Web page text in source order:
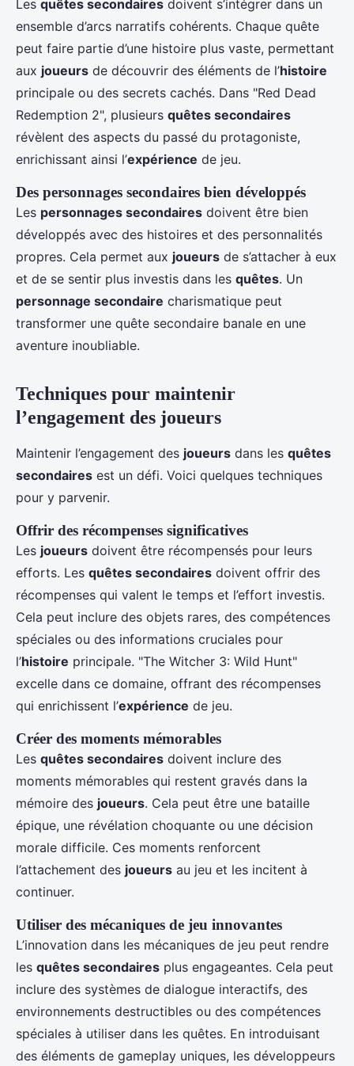
Les quêtes secondaires doivent s’intégrer dans un
ensemble d’arcs narratifs cohérents. Chaque quête
peut faire partie d’une histoire plus vaste, permettant
aux joueurs de découvrir des éléments de l’histoire
principale ou des secrets cachés. Dans "Red Dead
Redemption 2", plusieurs quêtes secondaires
révèlent des aspects du passé du protagoniste,
enrichissant ainsi l’expérience de jeu.
Des personnages secondaires bien développés
Les personnages secondaires doivent être bien
développés avec des histoires et des personnalités
propres. Cela permet aux joueurs de s’attacher à eux
et de se sentir plus investis dans les quêtes. Un
personnage secondaire charismatique peut
transformer une quête secondaire banale en une
aventure inoubliable.
Techniques pour maintenir
l’engagement des joueurs
Maintenir l’engagement des joueurs dans les quêtes
secondaires est un défi. Voici quelques techniques
pour y parvenir.
Offrir des récompenses significatives
Les joueurs doivent être récompensés pour leurs
efforts. Les quêtes secondaires doivent offrir des
récompenses qui valent le temps et l’effort investis.
Cela peut inclure des objets rares, des compétences
spéciales ou des informations cruciales pour
l’histoire principale. "The Witcher 3: Wild Hunt"
excelle dans ce domaine, offrant des récompenses
qui enrichissent l’expérience de jeu.
Créer des moments mémorables
Les quêtes secondaires doivent inclure des
moments mémorables qui restent gravés dans la
mémoire des joueurs. Cela peut être une bataille
épique, une révélation choquante ou une décision
morale difficile. Ces moments renforcent
l’attachement des joueurs au jeu et les incitent à
continuer.
Utiliser des mécaniques de jeu innovantes
L’innovation dans les mécaniques de jeu peut rendre
les quêtes secondaires plus engageantes. Cela peut
inclure des systèmes de dialogue interactifs, des
environnements destructibles ou des compétences
spéciales à utiliser dans les quêtes. En introduisant
des éléments de gameplay uniques, les développeurs